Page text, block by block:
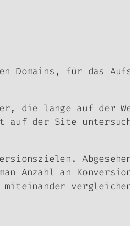
Domains, für das
die lange auf der
auf der Site
.
Anzahl an